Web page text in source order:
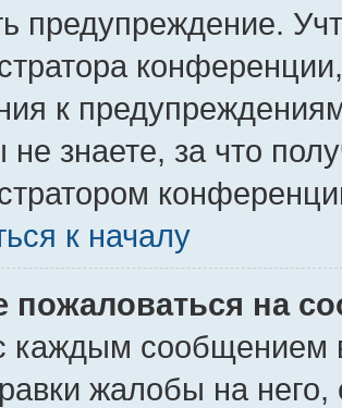
предупреждение.
к
не знаете, за что
к началу
пожаловаться на
каждым сообщением
жалобы на